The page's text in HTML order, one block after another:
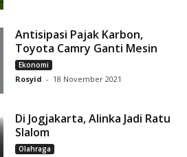
Antisipasi Pajak Karbon,
Toyota Camry Ganti Mesin
Ekonomi
Rosyid - 18 November 2021
Di Jogjakarta, Alinka Jadi Ratu
Slalom
Olahraga